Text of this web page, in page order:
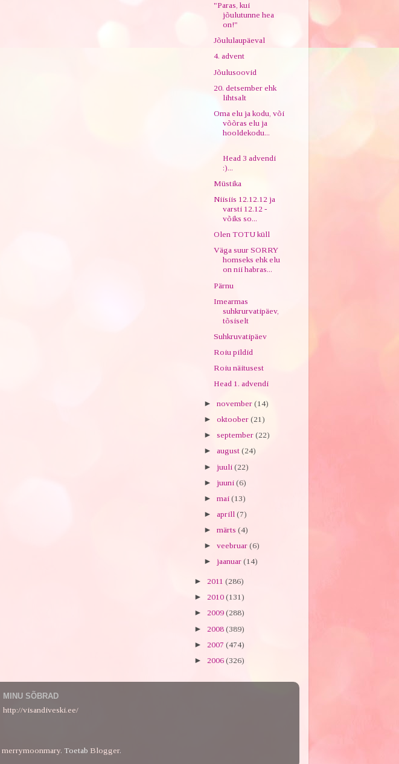
"Paras, kui
jõulutunne hea
on!"
Jõululaupäeval
4. advent
Jõulusoovid
20. detsember ehk
lihtsalt
Oma elu ja kodu, või
võõras elu ja
hooldekodu...
Head 3 advendi
:)...
Müstika
Niisiis 12.12.12 ja
varsti 12.12 -
võiks so...
Olen TOTU küll
Väga suur SORRY
homseks ehk elu
on nii habras...
Pärnu
Imearmas
suhkrurvatipäev,
tõsiselt
Suhkruvatipäev
Roiu pildid
Roiu näitusest
Head 1. advendi
► november (14)
► oktoober (21)
► september (22)
► august (24)
► juuli (22)
► juuni (6)
► mai (13)
► aprill (7)
► märts (4)
► veebruar (6)
► jaanuar (14)
► 2011 (286)
► 2010 (131)
► 2009 (288)
► 2008 (389)
► 2007 (474)
► 2006 (326)
MINU SÕBRAD
http://visandiveski.ee/
merrymoonmary. Toetab Blogger.